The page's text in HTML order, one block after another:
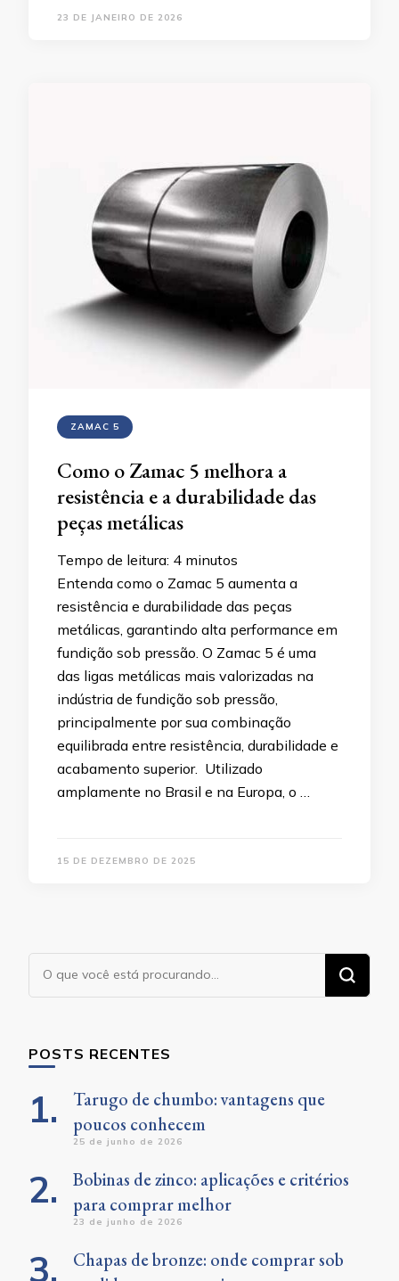
23 DE JANEIRO DE 2026
ZAMAC 5
Como o Zamac 5 melhora a
resistência e a durabilidade das
peças metálicas
Tempo de leitura: 4 minutos
Entenda como o Zamac 5 aumenta a
resistência e durabilidade das peças
metálicas, garantindo alta performance em
fundição sob pressão. O Zamac 5 é uma
das ligas metálicas mais valorizadas na
indústria de fundição sob pressão,
principalmente por sua combinação
equilibrada entre resistência, durabilidade e
acabamento superior. Utilizado
amplamente no Brasil e na Europa, o …
15 DE DEZEMBRO DE 2025
Procurando
algo?
POSTS RECENTES
Tarugo de chumbo: vantagens que
poucos conhecem
25 de junho de 2026
Bobinas de zinco: aplicações e critérios
para comprar melhor
23 de junho de 2026
Chapas de bronze: onde comprar sob